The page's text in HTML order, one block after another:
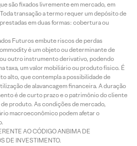
são fixados livremente em mercado, em
transação a termo requer um depósito de
em duas formas: cobertura ou
Futuros embute riscos de perdas
é um objeto ou determinante de
outro instrumento derivativo, podendo
taxa, um valor mobiliário ou produto físico. É
alto, que contempla a possibilidade de
de alavancagem financeira. A duração
é de curto prazo e o patrimônio do cliente
produto. As condições de mercado,
macroeconômico podem afetar o
AO CÓDIGO ANBIMA DE
DE INVESTIMENTO.